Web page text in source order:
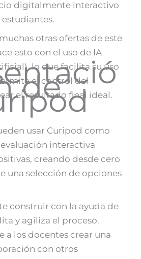
digitalmente interactivo
otras ofertas de este
esto con el uso de IA
lo que facilita su uso
el control del
el resultado final ideal​.
de
usar Curipod como
interactiva
creando desde cero
una selección de opciones
construir con la ayuda de
y agiliza el proceso.
a los docentes crear una
con otros